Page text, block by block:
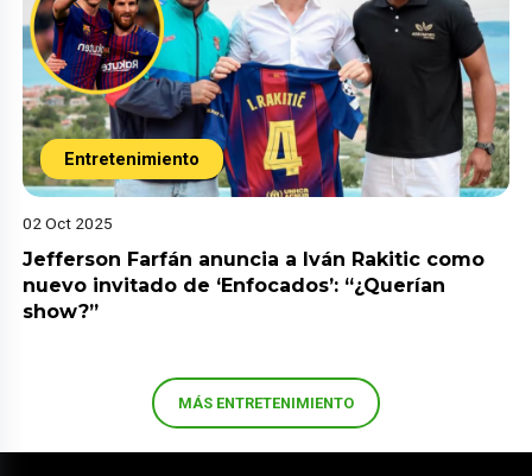
Entretenimiento
02 Oct 2025
Jefferson Farfán anuncia a Iván Rakitic como
nuevo invitado de ‘Enfocados’: “¿Querían
show?”
MÁS ENTRETENIMIENTO